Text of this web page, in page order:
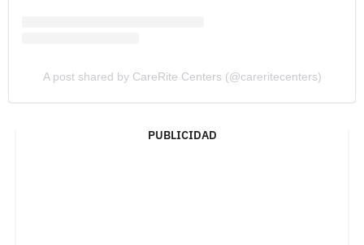
A post shared by CareRite Centers (@careritecenters)
PUBLICIDAD